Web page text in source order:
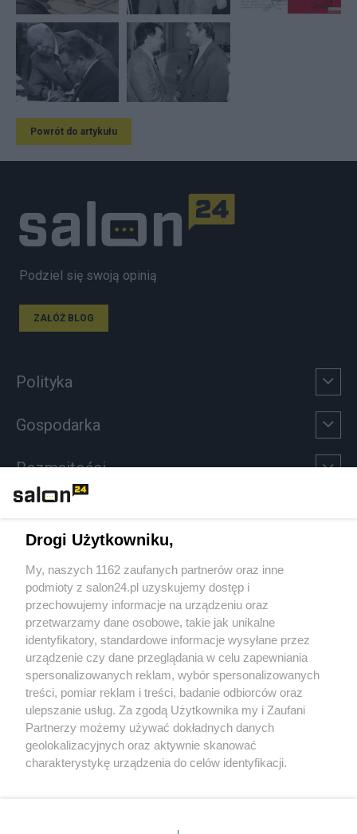
Powrót do artykułu
Podziel się swoją opinią
ZAŁÓŻ BLOG
Polityka
Gospodarka
Rozmaitości
Sport
Społeczeństwo
Kultura
X Facebook Instagram Youtube
Drogi Użytkowniku,
My, naszych 1162 zaufanych partnerów oraz inne
podmioty z salon24.pl uzyskujemy dostęp i
przechowujemy informacje na urządzeniu oraz
przetwarzamy dane osobowe, takie jak unikalne
identyfikatory, standardowe informacje wysyłane przez
urządzenie czy dane przeglądania w celu zapewniania
spersonalizowanych reklam, wybór spersonalizowanych
treści, pomiar reklam i treści, badanie odbiorców oraz
ulepszanie usług. Za zgodą Użytkownika my i Zaufani
Partnerzy możemy używać dokładnych danych
geolokalizacyjnych oraz aktywnie skanować
charakterystykę urządzenia do celów identyfikacji.